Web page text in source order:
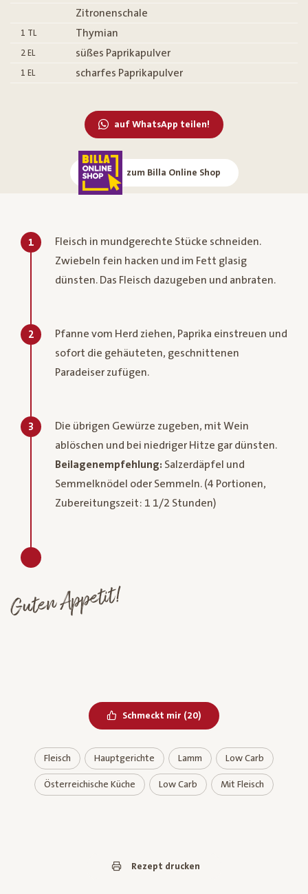
Zitronenschale
1 TL Thymian
2 EL süßes Paprikapulver
1 EL scharfes Paprikapulver
auf WhatsApp teilen!
zum Billa Online Shop
1
Fleisch in mundgerechte Stücke schneiden.
Zwiebeln fein hacken und im Fett glasig
dünsten. Das Fleisch dazugeben und anbraten.
2
Pfanne vom Herd ziehen, Paprika einstreuen und
sofort die gehäuteten, geschnittenen
Paradeiser zufügen.
3
Die übrigen Gewürze zugeben, mit Wein
ablöschen und bei niedriger Hitze gar dünsten.
Beilagenempfehlung: Salzerdäpfel und
Semmelknödel oder Semmeln. (4 Portionen,
Zubereitungszeit: 1 1/2 Stunden)
Guten Appetit!
Schmeckt mir Bereits geliked
(20)
Fleisch Hauptgerichte Lamm Low Carb
Österreichische Küche Low Carb Mit Fleisch
Rezept drucken